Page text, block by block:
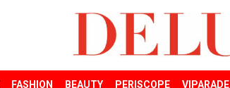
FASHION BEAUTY PERISCOPE VIPARADE